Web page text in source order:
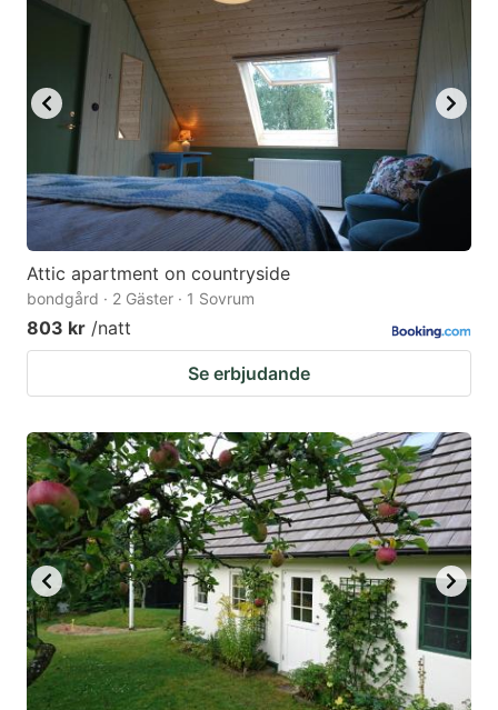
Attic apartment on countryside
bondgård · 2 Gäster · 1 Sovrum
803 kr /natt
Se erbjudande